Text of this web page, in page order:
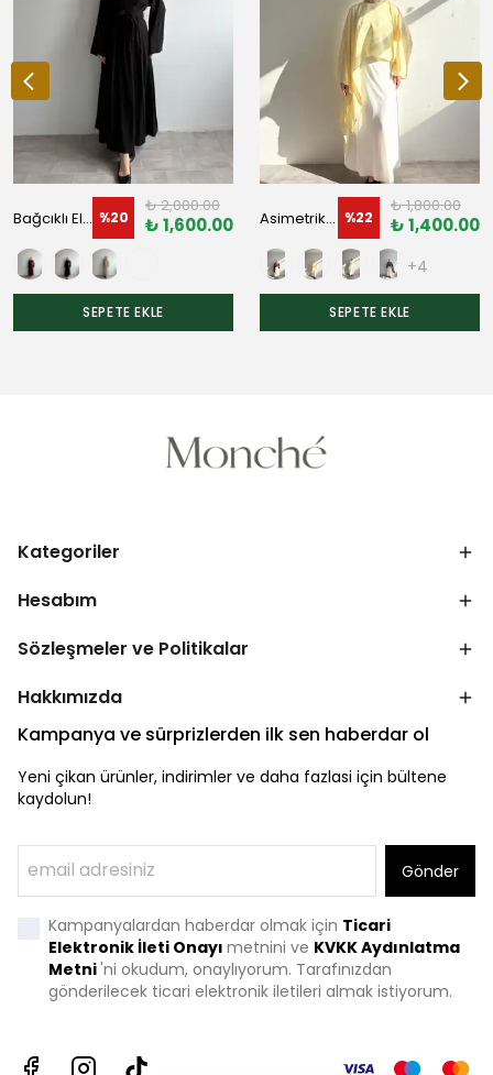
Bağcıklı Elbise %20
₺ 2,000.00
₺ 1,600.00
SEPETE EKLE
Asimetrik Bluz %22
₺ 1,800.00
₺ 1,400.00
+4
SEPETE EKLE
Kategoriler
Hesabım
Sözleşmeler ve Politikalar
Hakkımızda
Kampanya ve sürprizlerden ilk sen haberdar ol
Yeni çikan ürünler, indirimler ve daha fazlasi için bültene
kaydolun!
Gönder
Kampanyalardan haberdar olmak için Ticari
Elektronik İleti Onayı metnini ve KVKK Aydınlatma
Metni'ni okudum, onaylıyorum. Tarafınızdan
gönderilecek ticari elektronik iletileri almak istiyorum.